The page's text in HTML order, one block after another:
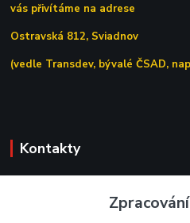
vás přivítáme na adrese
Ostravská 812, Sviadnov
(vedle Transdev, bývalé ČSAD,
Kontakty